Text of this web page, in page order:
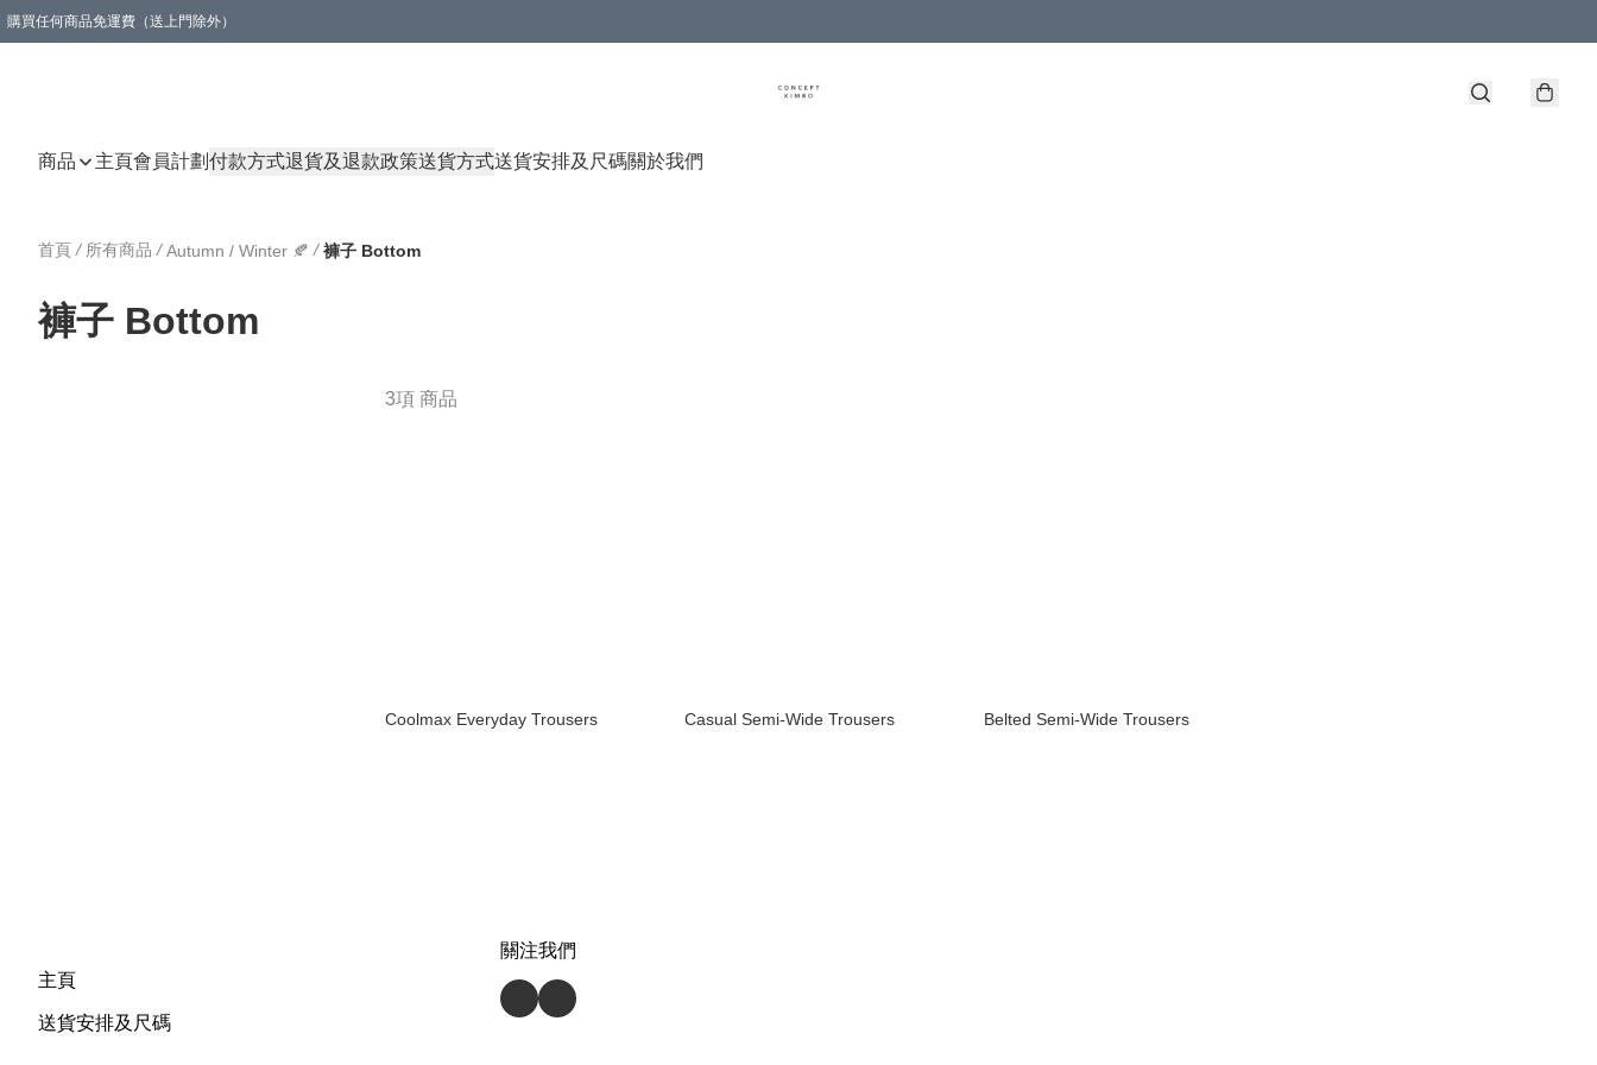
購買任何商品免運費（送上門除外）
商品 主頁會員計劃 付款方式退貨及退款政策送貨方式送貨安排及尺碼關於我們
首頁 / 所有商品 / Autumn / Winter 🍂 / 褲子 Bottom
褲子 Bottom
3項 商品
Coolmax Everyday Trousers Casual Semi-Wide Trousers Belted Semi-Wide Trousers
主頁
送貨安排及尺碼
關注我們